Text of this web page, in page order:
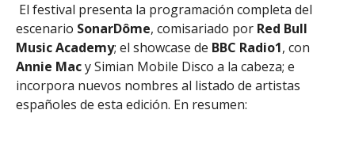
El festival presenta la programación completa del
escenario SonarDôme, comisariado por Red Bull
Music Academy; el showcase de BBC Radio1, con
Annie Macy Simian Mobile Disco a la cabeza; e
incorpora nuevos nombres al listado de artistas
españoles de esta edición. En resumen: